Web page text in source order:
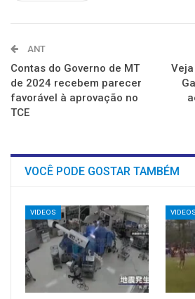
ANT
Contas do Governo de MT
de 2024 recebem parecer
favorável à aprovação no
TCE
VOCÊ PODE GOSTAR TAMBÉM
VIDEOS VIDEOS